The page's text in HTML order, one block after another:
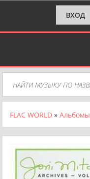
ВХОД
FLAC WORLD » Альбомы